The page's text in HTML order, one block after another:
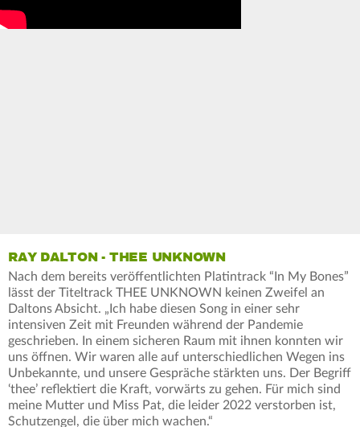
RAY DALTON - THEE UNKNOWN
Nach dem bereits veröffentlichten Platintrack “In My Bones”
lässt der Titeltrack THEE UNKNOWN keinen Zweifel an
Daltons Absicht. „Ich habe diesen Song in einer sehr
intensiven Zeit mit Freunden während der Pandemie
geschrieben. In einem sicheren Raum mit ihnen konnten wir
uns öffnen. Wir waren alle auf unterschiedlichen Wegen ins
Unbekannte, und unsere Gespräche stärkten uns. Der Begriff
‘thee’ reflektiert die Kraft, vorwärts zu gehen. Für mich sind
meine Mutter und Miss Pat, die leider 2022 verstorben ist,
Schutzengel, die über mich wachen.“